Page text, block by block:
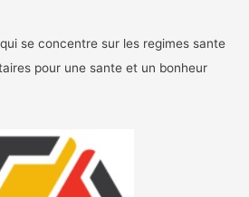
se concentre sur les regimes sante
pour une sante et un bonheur